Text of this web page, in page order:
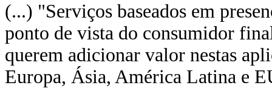
(...) "Serviços baseados em
ponto de vista do consumidor
querem adicionar valor nestas
Europa, Ásia, América Latina e